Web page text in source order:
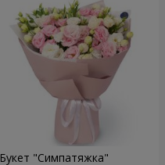
Букет "Симпатяжка"